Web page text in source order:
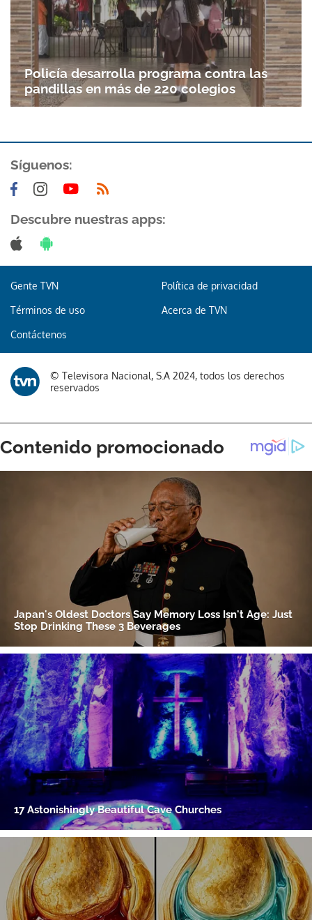
Gracias por suscribirte a nuestro boletín.
Policía desarrolla programa contra las
pandillas en más de 220 colegios
Síguenos:
Descubre nuestras apps:
Gente TVN Política de privacidad
Términos de uso Acerca de TVN
Contáctenos
© Televisora Nacional, S.A 2024, todos los derechos
reservados